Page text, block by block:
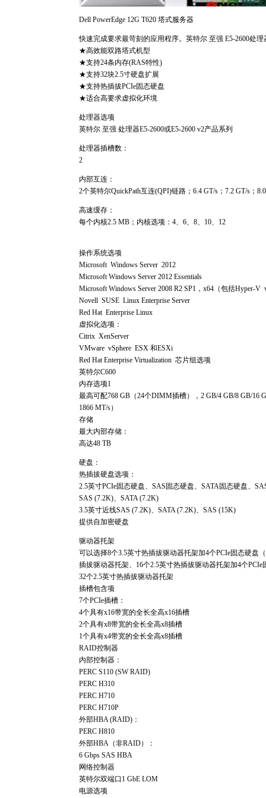
Dell PowerEdge 12G T620 塔式服务器
快速完成要求最苛刻的应用程序。英特尔 至强 E5-2600处理
★高效能双路塔式机型
★支持24条内存(RAS特性)
★支持32块2.5寸硬盘扩展
★支持热插拔PCIe固态硬盘
★适合高要求虚拟化环境
处理器选项
英特尔 至强 处理器E5-2600或E5-2600 v2产品系列
处理器插槽数：
2
内部互连：
2个英特尔QuickPath互连(QPI)链路；6.4 GT/s；7.2 GT/s；
高速缓存：
每个内核2.5 MB；内核选项：4、6、8、10、12
操作系统选项
Microsoft Windows Server 2012
Microsoft Windows Server 2012 Essentials
Microsoft Windows Server 2008 R2 SP1，x64（包括Hyper-V
Novell SUSE Linux Enterprise Server
Red Hat Enterprise Linux
虚拟化选项：
Citrix XenServer
VMware vSphere ESX 和ESXi
Red Hat Enterprise Virtualization 芯片组选项
英特尔C600
内存选项1
最高可配768 GB（24个DIMM插槽），2 GB/4 GB/8 GB/16
1866 MT/s）
存储
最大内部存储：
高达48 TB
硬盘：
热插拔硬盘选项：
2.5英寸PCIe固态硬盘、SAS固态硬盘、SATA固态硬盘、
SAS (7.2K)、SATA (7.2K)
3.5英寸近线SAS (7.2K)、SATA (7.2K)、SAS (15K)
提供自加密硬盘
驱动器托架
可以选择8个3.5英寸热插拔驱动器托架加4个PCIe固态硬盘
插拔驱动器托架、16个2.5英寸热插拔驱动器托架加4个
32个2.5英寸热插拔驱动器托架
插槽包含项
7个PCIe插槽：
4个具有x16带宽的全长全高x16插槽
2个具有x8带宽的全长全高x8插槽
1个具有x4带宽的全长全高x8插槽
RAID控制器
内部控制器：
PERC S110 (SW RAID)
PERC H310
PERC H710
PERC H710P
外部HBA (RAID)：
PERC H810
外部HBA（非RAID）：
6 Gbps SAS HBA
网络控制器
英特尔双端口1 GbE LOM
电源选项